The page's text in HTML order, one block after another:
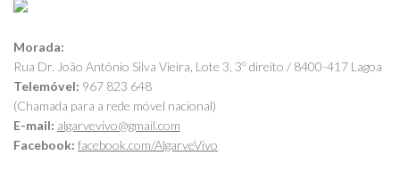
Morada:
Rua Dr. João António Silva Vieira, Lote 3, 3º direito / 8400-417 Lagoa
Telemóvel: 967 823 648
(Chamada para a rede móvel nacional)
E-mail: algarvevivo@gmail.com
Facebook: facebook.com/AlgarveVivo